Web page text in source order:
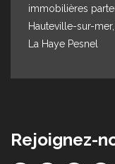
immobilières
Hauteville-sur-
La Haye Pesnel
Rejoignez-